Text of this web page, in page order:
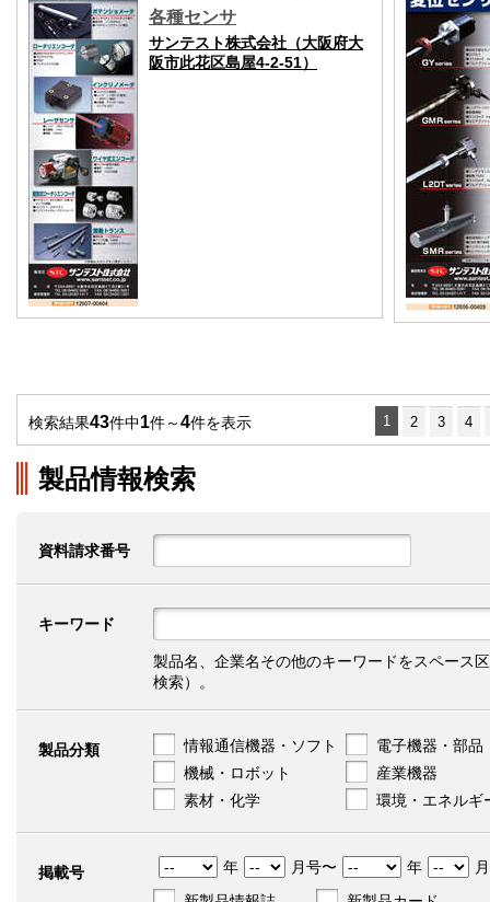
各種センサ
サンテスト株式会社（大阪府大
阪市此花区島屋4-2-51）
検索結果43件中1件～4件を表示 1 2 3 4
製品情報検索
資料請求番号
キーワード
製品名、企業名その他のキーワードをスペース
検索）。
製品分類 情報通信機器・ソフト
電子機器・部品
機械・ロボット
産業機器
素材・化学
環境・エネルギ
掲載号 年 月号〜 年